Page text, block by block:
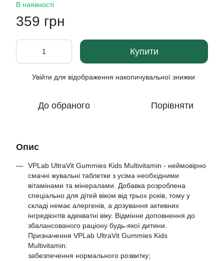
В наявності
359 грн
Купити
Увійти для відображення накопичувальної знижки
До обраного Порівняти
Опис
VPLab UltraVit Gummies Kids Multivitamin - неймовірно
смачні жувальні таблетки з усіма необхідними
вітамінами та мінералами. Добавка розроблена
спеціально для дітей віком від трьох років, тому у
складі немає алергенів, а дозування активних
інгредієнтів адекватні віку. Відмінне доповнення до
збалансованого раціону будь-якої дитини.
Призначення VPLab UltraVit Gummies Kids
Multivitamin:
забезпечення нормального розвитку;